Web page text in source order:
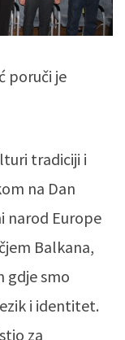
poruči je
tradiciji i
na Dan
narod Europe
Balkana,
gdje smo
i identitet.
za